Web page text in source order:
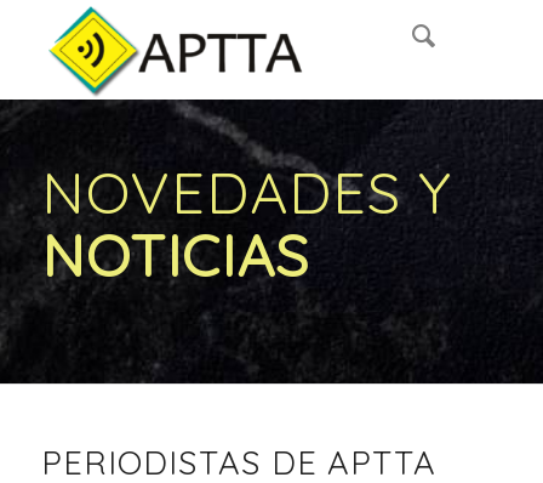
NOVEDADES Y
NOTICIAS
PERIODISTAS DE APTTA